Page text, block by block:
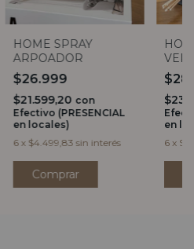
HOME SPRAY
ARPOADOR
$26.999
$21.599,20 con
Efectivo (PRESENCIAL
en locales)
6 x $4.499,83 sin interés
en
6 x